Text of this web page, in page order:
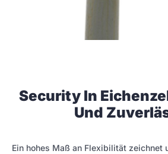
Security In
Und
Ein hohes Maß an Flexibilität zeichnet